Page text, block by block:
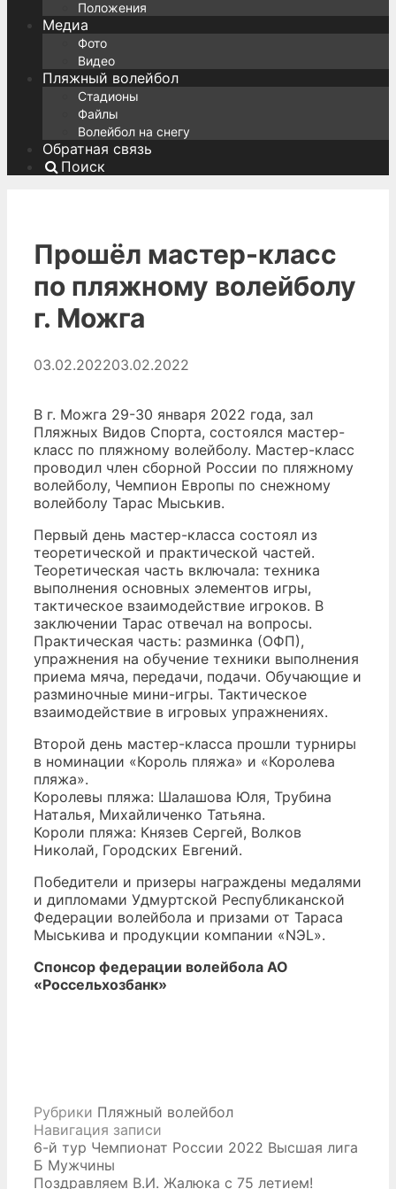
Положения
Медиа
Фото
Видео
Пляжный волейбол
Стадионы
Файлы
Волейбол на снегу
Обратная связь
Поиск
Прошёл мастер-класс
по пляжному волейболу
г. Можга
03.02.202203.02.2022
В г. Можга 29-30 января 2022 года, зал
Пляжных Видов Спорта, состоялся мастер-
класс по пляжному волейболу. Мастер-класс
проводил член сборной России по пляжному
волейболу, Чемпион Европы по снежному
волейболу Тарас Мыськив.
Первый день мастер-класса состоял из
теоретической и практической частей.
Теоретическая часть включала: техника
выполнения основных элементов игры,
тактическое взаимодействие игроков. В
заключении Тарас отвечал на вопросы.
Практическая часть: разминка (ОФП),
упражнения на обучение техники выполнения
приема мяча, передачи, подачи. Обучающие и
разминочные мини-игры. Тактическое
взаимодействие в игровых упражнениях.
Второй день мастер-класса прошли турниры
в номинации «Король пляжа» и «Королева
пляжа».
Королевы пляжа: Шалашова Юля, Трубина
Наталья, Михайличенко Татьяна.
Короли пляжа: Князев Сергей, Волков
Николай, Городских Евгений.
Победители и призеры награждены медалями
и дипломами Удмуртской Республиканской
Федерации волейбола и призами от Тараса
Мыськива и продукции компании «NЭL».
Спонсор федерации волейбола АО
«Россельхозбанк»
Рубрики Пляжный волейбол
Навигация записи
6-й тур Чемпионат России 2022 Высшая лига
Б Мужчины
Поздравляем В.И. Жалюка с 75 летием!